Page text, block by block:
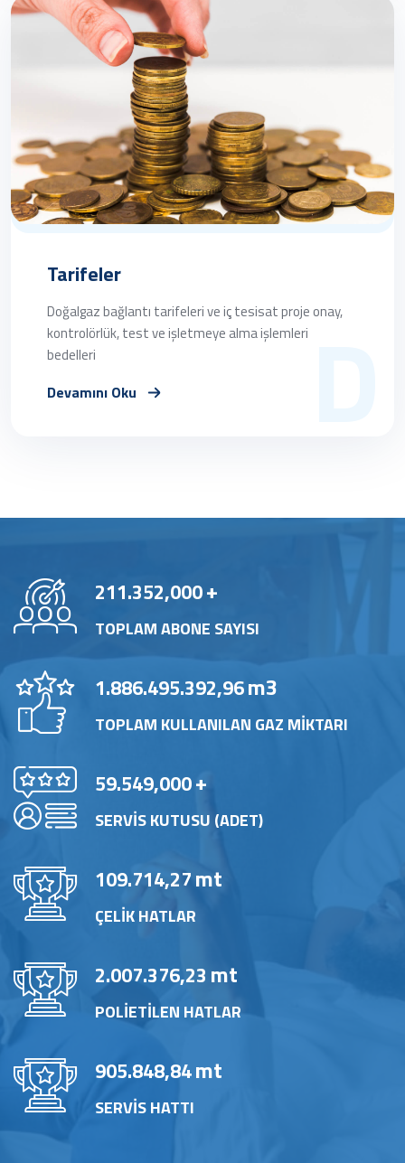
Tarifeler
Doğalgaz bağlantı tarifeleri ve iç tesisat proje onay,
kontrolörlük, test ve işletmeye alma işlemleri
bedelleri
Devamını Oku
211.352,000+
TOPLAM ABONE SAYISI
1.886.495.392,96m3
TOPLAM KULLANILAN GAZ MİKTARI
59.549,000+
SERVİS KUTUSU (ADET)
109.714,27mt
ÇELİK HATLAR
2.007.376,23 mt
POLİETİLEN HATLAR
905.848,84mt
SERVİS HATTI